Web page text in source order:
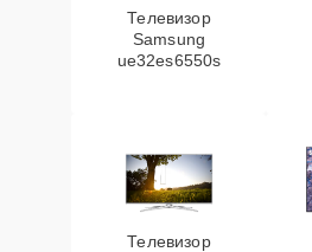
Телевизор
Samsung
ue32es6550s
Телевизор